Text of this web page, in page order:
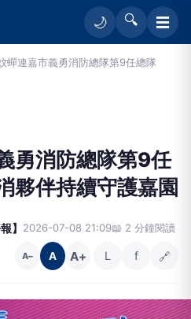
🌙 🔍 ☰
蟬連嘉市義勇消防總隊第9任總隊
勇消防總隊第9任
伴持續守護嘉園
】 2026-07-08 21:09📖 2 分鐘閱讀
A− A A+ L f 🔗